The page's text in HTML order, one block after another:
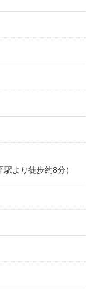
より徒歩約8分）